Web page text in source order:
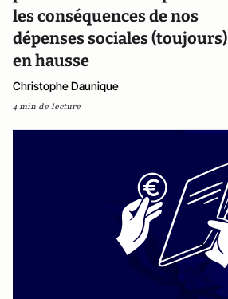
les conséquences de nos
dépenses sociales (toujours)
en hausse
Christophe Daunique
4 min de lecture